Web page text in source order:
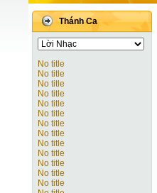
Thánh Ca
No title
No title
No title
No title
No title
No title
No title
No title
No title
No title
No title
No title
No title